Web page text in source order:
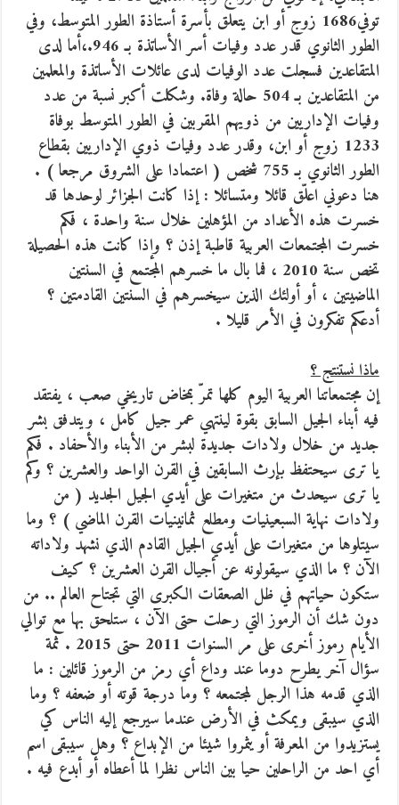
توفي1686 زوج أو ابن يتعلق بأسرة أستاذة الطور المتوسط، وفي
الطور الثانوي قدر عدد وفيات أسر الأساتذة بـ 946.،أما لدى
المتقاعدين فسجلت عدد الوفيات لدى عائلات الأساتذة والمعلمين
من المتقاعدين بـ 504 حالة وفاة. وشكلت أكبر نسبة من عدد
وفيات الإداريين من ذويهم المقربين في الطور المتوسط بوفاة
1233 زوج أو ابن، وقدر عدد وفيات ذوي الإداريين بقطاع
الطور الثانوي بـ 755 شخص ( اعتمادا على الشروق مرجعا ) .
هنا دعوني اعلّق قائلا ومتسائلا : إذا كانت الجزائر لوحدها قد
خسرت هذه الأعداد من المؤهلين خلال سنة واحدة ، فكم
خسرت المجتمعات العربية قاطبة إذن ؟ وإذا كانت هذه الحصيلة
تخص سنة 2010 ، فما بال ما خسرهم المجتمع في السنتين
الماضيتين ، أو أولئك الذين سيخسرهم في السنتين القادمتين ؟
أدعكم تفكرون في الأمر قليلا .
ماذا نستنتج ؟
إن مجتمعاتنا العربية اليوم كلها تمرّ بمخاض تاريخي صعب ، يفتقد
فيه أبناء الجيل السابق بقوة لينتهي عمر جيل كامل ، ويتدفق بشر
جديد من خلال ولادات جديدة لبشر من الأبناء والأحفاد . فكم
يا ترى سيحتفظ بإرث السابقين في القرن الواحد والعشرين ؟ وكم
يا ترى سيحدث من متغيرات على أيدي الجيل الجديد ( من
ولادات نهاية السبعينيات ومطلع ثمانينيات القرن الماضي ) ؟ وما
سيتلوها من متغيرات على أيدي الجيل القادم الذي نشهد ولاداته
الآن ؟ ما الذي سيقولونه عن أجيال القرن العشرين ؟ كيف
ستكون حياتهم في ظل الصعقات الكبرى التي تجتاح العالم .. من
دون شك أن الرموز التي رحلت حتى الآن ، ستلحق بها مع توالي
الأيام رموز أخرى على مر السنوات 2011 حتى 2015 . ثمة
سؤال آخر يطرح دوما عند وداع أي رمز من الرموز قائلين : ما
الذي قدمه هذا الرجل لمجتمعه ؟ وما درجة قوته أو ضعفه ؟ وما
الذي سيبقى ويمكث في الأرض عندما سيرجع إليه الناس كي
يستزيدوا من المعرفة أو يثمروا شيئا من الإبداع ؟ وهل سيبقى اسم
أي احد من الراحلين حيا بين الناس نظرا لما أعطاه أو أبدع فيه .